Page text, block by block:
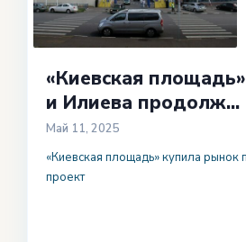
«Киевская
и Илиева продолж...
Май 11, 2025
«Киевская площадь» купила рынок
проект